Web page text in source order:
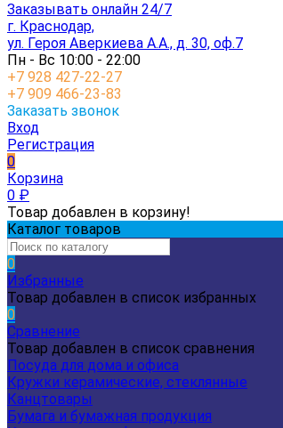
Заказывать онлайн 24/7
г. Краснодар,
ул. Героя Аверкиева А.А., д. 30, оф.7
Пн - Вс 10:00 - 22:00
+7 928 427-22-27
+7 909 466-23-83
Заказать звонок
Вход
Регистрация
0
Корзина
0 ₽
Товар добавлен в корзину!
Каталог товаров
0
Избранные
Товар добавлен в список избранных
0
Сравнение
Товар добавлен в список сравнения
Посуда для дома и офиса
Кружки керамические, стеклянные
Канцтовары
Бумага и бумажная продукция